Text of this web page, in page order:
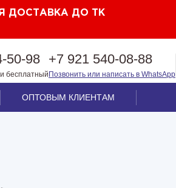
ДОСТАВКА ДО ТК
50-98
бесплатный
+7 921 540-08-88
Позвонить или написать в WhatsApp
ОПТОВЫМ КЛИЕНТАМ